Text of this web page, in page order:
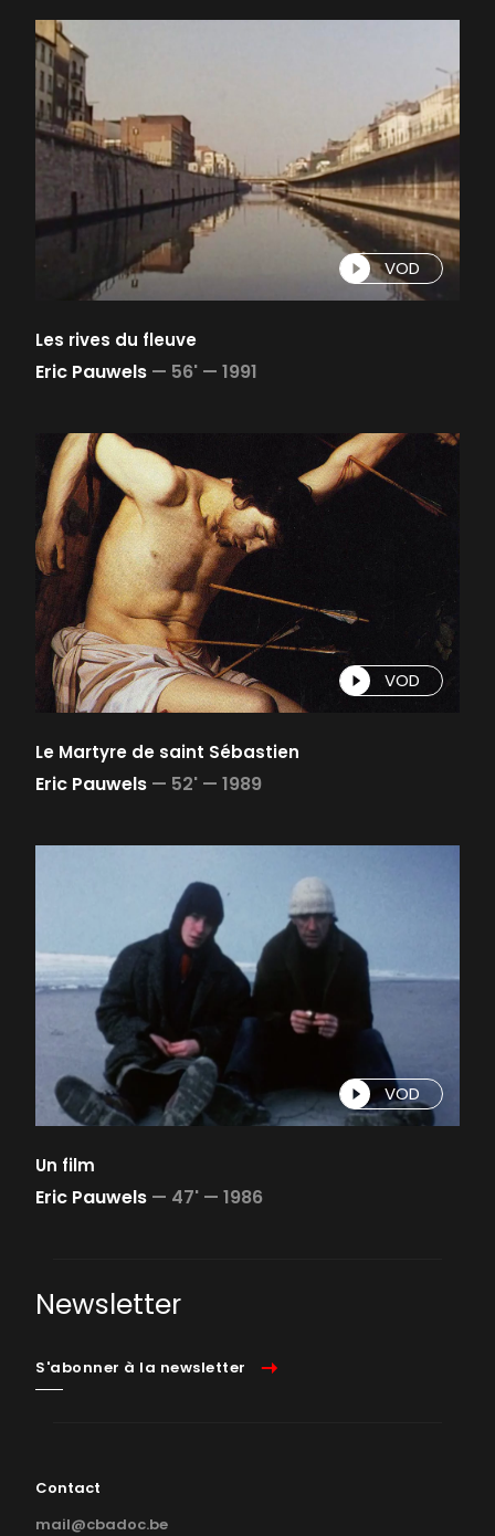
VOD
Les rives du fleuve
Eric Pauwels — 56' — 1991
VOD
Le Martyre de saint Sébastien
Eric Pauwels — 52' — 1989
VOD
Un film
Eric Pauwels — 47' — 1986
Newsletter
S'abonner à la newsletter
Contact
mail@cbadoc.be